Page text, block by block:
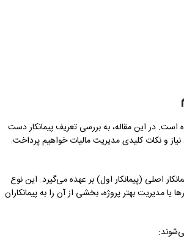
است. در این مقاله، به بررسی تعریف پیمانکار دست
نیاز و نکات کلیدی مدیریت مالیات خواهیم پرداخت.
اصلی (پیمانکار اول) بر عهده می‌گیرد. این نوع
مدیریت بهتر پروژه، بخشی از آن را به پیمانکاران